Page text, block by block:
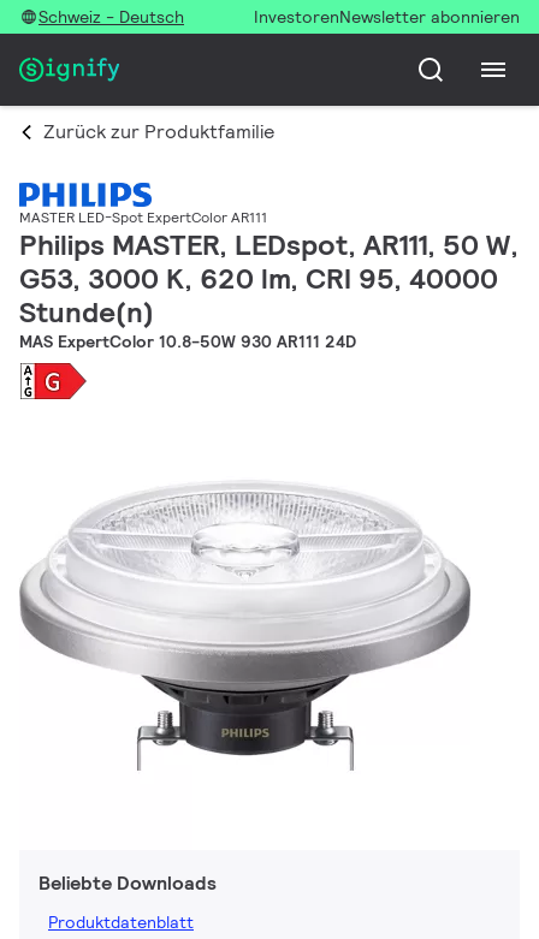
Schweiz - Deutsch InvestorenNewsletter abonnieren
Zurück zur Produktfamilie
MASTER LED-Spot ExpertColor AR111
Philips MASTER, LEDspot, AR111, 50 W,
G53, 3000 K, 620 lm, CRI 95, 40000
Stunde(n)
MAS ExpertColor 10.8-50W 930 AR111 24D
Beliebte Downloads
Produktdatenblatt